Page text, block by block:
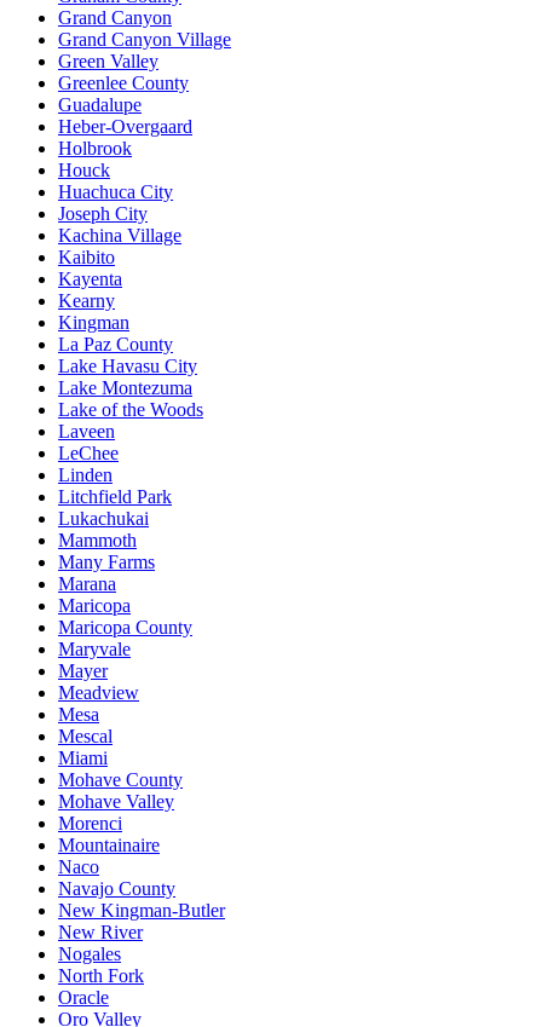
Grand Canyon
Grand Canyon Village
Green Valley
Greenlee County
Guadalupe
Heber-Overgaard
Holbrook
Houck
Huachuca City
Joseph City
Kachina Village
Kaibito
Kayenta
Kearny
Kingman
La Paz County
Lake Havasu City
Lake Montezuma
Lake of the Woods
Laveen
LeChee
Linden
Litchfield Park
Lukachukai
Mammoth
Many Farms
Marana
Maricopa
Maricopa County
Maryvale
Mayer
Meadview
Mesa
Mescal
Miami
Mohave County
Mohave Valley
Morenci
Mountainaire
Naco
Navajo County
New Kingman-Butler
New River
Nogales
North Fork
Oracle
Oro Valley